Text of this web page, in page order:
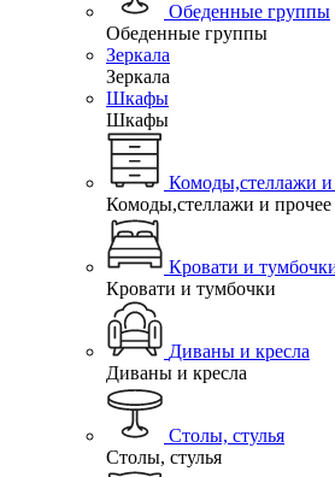
Обеденные группы
Обеденные группы
Зеркала
Зеркала
Шкафы
Шкафы
Комоды,стеллажи и
Комоды,стеллажи и прочее
Кровати и
Кровати и тумбочки
Диваны и кресла
Диваны и кресла
Столы, стулья
Столы, стулья